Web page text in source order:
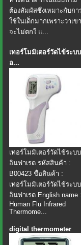
ต้องสัมผัสซึ่งเหมาะกับกา
ใช้ในเด็กมากเพราะว่าเขา
จะไม่ตกใ แ...
เทอร์โมมิเตอร์วัดไข้ระบบ
อ...
เทอร์โมมิเตอร์วัดไข้ระบบ
อินฟาเรด รหัสสินค้า :
B00423 ชื่อสินค้า :
เทอร์โมมิเตอร์วัดไข้ระบบ
อินฟาเรด English name :
Human Flu Infrared
Thermome...
digital thermometer